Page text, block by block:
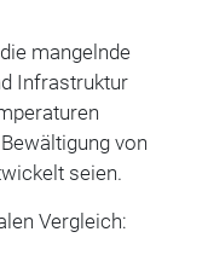
mangelnde
Infrastruktur
von
seien.
Vergleich: